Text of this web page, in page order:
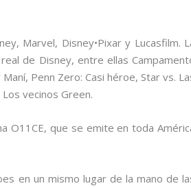
Marvel, Disney•Pixar y Lucasfilm.
de Disney, entre ellas
Penn Zero: Casi héroe, Star vs.
vecinos Green.
O11CE, que se emite en toda
en un mismo lugar de la mano de